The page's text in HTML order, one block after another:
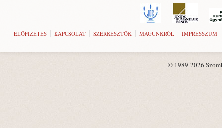
ELŐFIZETÉS KAPCSOLAT SZERKESZTŐK MAGUNKRÓL IMPRESSZUM
© 1989-2026